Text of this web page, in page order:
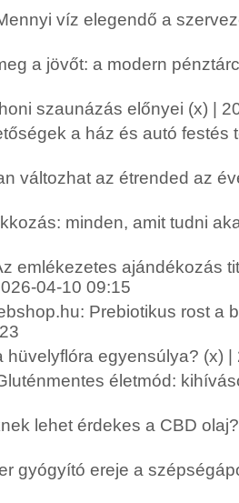
víz elegendő a
a jövőt: a modern
szaunázás előnyei (x) |
a ház és autó festés
változhat az étrended az
minden, amit tudni
emlékezetes ajándékozás
04-10 09:15
Prebiotikus rost a
hüvelyflóra egyensúlya? (x)
életmód:
lehet érdekes a CBD
gyógyító ereje a